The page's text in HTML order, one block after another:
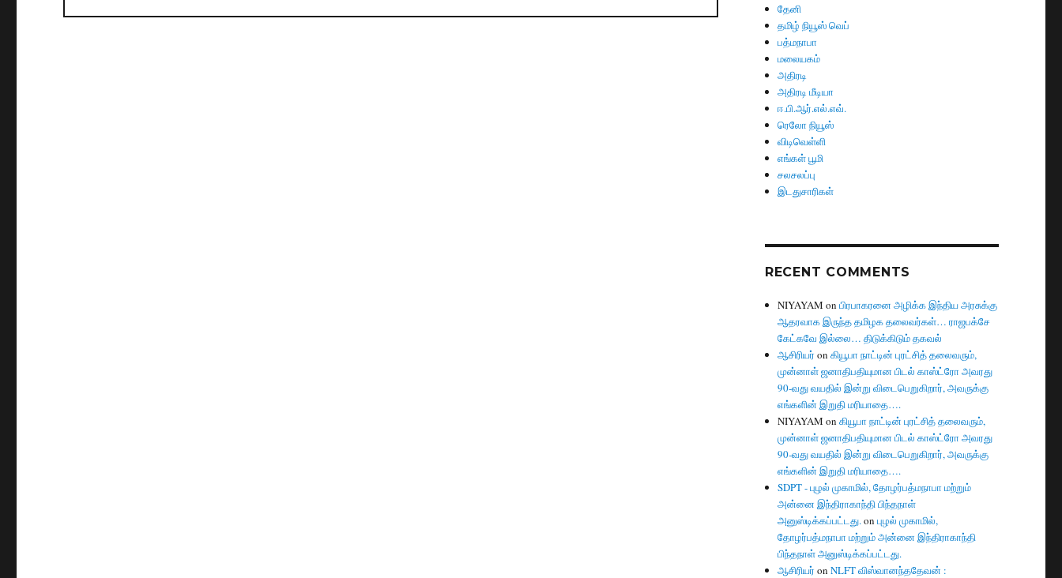
தேனி
தமிழ் நியூஸ் வெப்
பத்மநாபா
மலையகம்
அதிரடி
அதிரடி மீடியா
ஈ.பி.ஆர்.எல்.எவ்.
ரெலோ நியூஸ்
விடிவெள்ளி
எங்கள் பூமி
சலசலப்பு
இடதுசாரிகள்
RECENT COMMENTS
NIYAYAM onபிரபாகரனை அழிக்க இந்திய அரசுக்கு
ஆதரவாக இருந்த தமிழக தலைவர்கள்… ராஜபக்சே
கேட்கவே இல்லை… திடுக்கிடும் தகவல்
ஆசிரியர் onகியூபா நாட்டின் புரட்சித் தலைவரும்,
முன்னாள் ஜனாதிபதியுமான பிடல் காஸ்ட்ரோ அவரது
90-வது வயதில் இன்று விடைபெறுகிறார், அவருக்கு
எங்களின் இறுதி மரியாதை….
NIYAYAM onகியூபா நாட்டின் புரட்சித் தலைவரும்,
முன்னாள் ஜனாதிபதியுமான பிடல் காஸ்ட்ரோ அவரது
90-வது வயதில் இன்று விடைபெறுகிறார், அவருக்கு
எங்களின் இறுதி மரியாதை….
SDPT - புழல் முகாமில், தோழர்பத்மநாபா மற்றும்
அன்னை இந்திராகாந்தி பிந்தநாள்
அனுஸ்டிக்கப்பட்டது.onபுழல் முகாமில்,
தோழர்பத்மநாபா மற்றும் அன்னை இந்திராகாந்தி
பிந்தநாள் அனுஸ்டிக்கப்பட்டது.
ஆசிரியர் onNLFT விஸ்வானந்ததேவன் :